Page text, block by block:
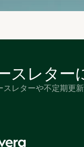
スレター
スレターや不定期更